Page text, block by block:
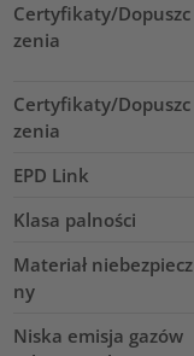
Certyfikaty/Dopuszc
zenia
Certyfikaty/Dopuszc
zenia
EPD Link
Klasa palności
Materiał niebezpiecz
ny
Niska emisja gazów